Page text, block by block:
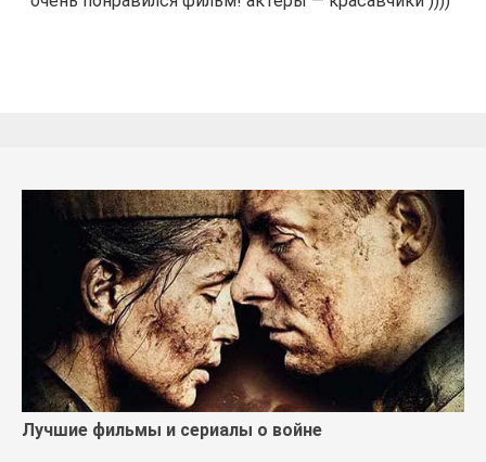
Лучшие фильмы и сериалы о войне